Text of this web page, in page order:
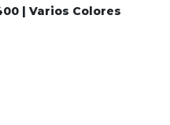
| Varios Colores